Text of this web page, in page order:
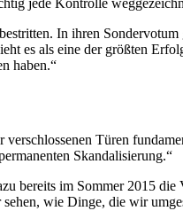
In ihren
es als eine der größten
haben.“
Türen
Skandalisierung.“
bereits im Sommer 2015 die
wie Dinge, die wir